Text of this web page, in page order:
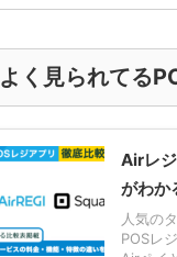
よく見られてる
Airレ
がわか
人気の
POSレ